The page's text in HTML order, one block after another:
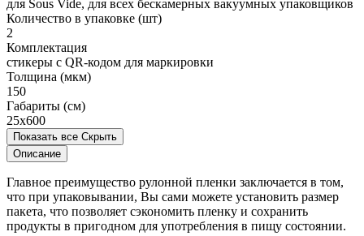
для Sous Vide, для всех бескамерных вакуумных упаковщиков
Количество в упаковке (шт)
2
Комплектация
стикеры с QR-кодом для маркировки
Толщина (мкм)
150
Габариты (см)
25х600
Показать все Скрыть
Описание
Главное преимущество рулонной пленки заключается в том,
что при упаковывании, Вы сами можете установить размер
пакета, что позволяет сэкономить пленку и сохранить
продукты в пригодном для употребления в пищу состоянии.